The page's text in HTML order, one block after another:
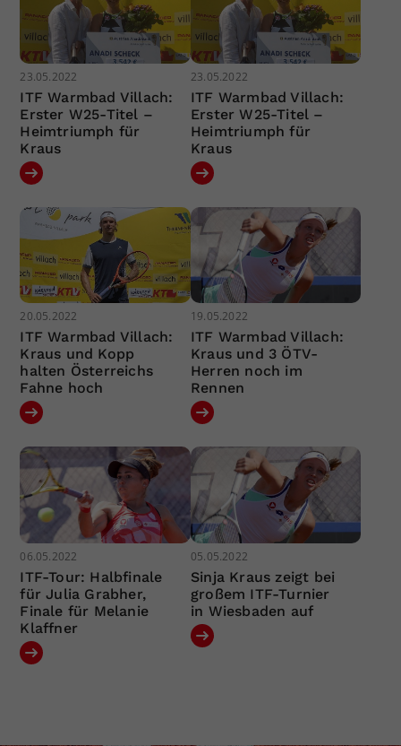
23.05.2022
ITF Warmbad Villach:
Erster W25-Titel –
Heimtriumph für
Kraus
23.05.2022
ITF Warmbad Villach:
Erster W25-Titel –
Heimtriumph für
Kraus
20.05.2022
ITF Warmbad Villach:
Kraus und Kopp
halten Österreichs
Fahne hoch
19.05.2022
ITF Warmbad Villach:
Kraus und 3 ÖTV-
Herren noch im
Rennen
06.05.2022
ITF-Tour: Halbfinale
für Julia Grabher,
Finale für Melanie
Klaffner
05.05.2022
Sinja Kraus zeigt bei
großem ITF-Turnier
in Wiesbaden auf